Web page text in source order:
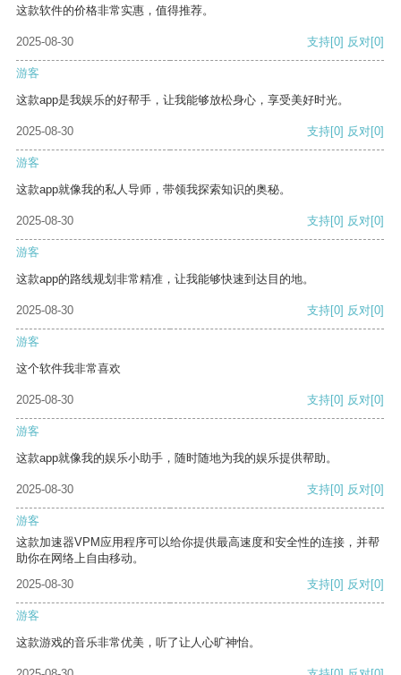
这款软件的价格非常实惠，值得推荐。
2025-08-30 支持[0] 反对[0]
游客
这款app是我娱乐的好帮手，让我能够放松身心，享受美好时光。
2025-08-30 支持[0] 反对[0]
游客
这款app就像我的私人导师，带领我探索知识的奥秘。
2025-08-30 支持[0] 反对[0]
游客
这款app的路线规划非常精准，让我能够快速到达目的地。
2025-08-30 支持[0] 反对[0]
游客
这个软件我非常喜欢
2025-08-30 支持[0] 反对[0]
游客
这款app就像我的娱乐小助手，随时随地为我的娱乐提供帮助。
2025-08-30 支持[0] 反对[0]
游客
这款加速器VPM应用程序可以给你提供最高速度和安全性的连接，并帮
助你在网络上自由移动。
2025-08-30
支持[0] 反对[0]
游客
这款游戏的音乐非常优美，听了让人心旷神怡。